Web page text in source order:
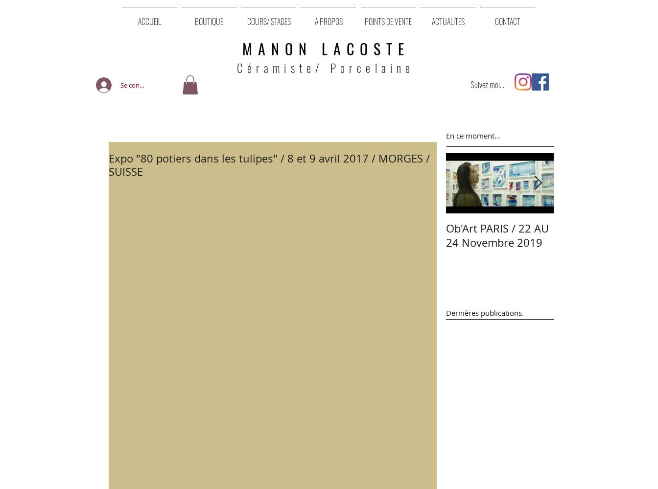
ACCUEIL BOUTIQUE COURS/ STAGES A PROPOS POINTS DE VENTE ACTUALITES CONTACT
MANON LACOSTE
Céramiste/ Porcelaine
Se connecter Suivez moi....
En ce moment...
Expo "80 potiers dans les tulipes" / 8 et 9 avril 2017 / MORGES /
SUISSE
Ob'Art PARIS / 22 AU
24 Novembre 2019
Dernières publications.